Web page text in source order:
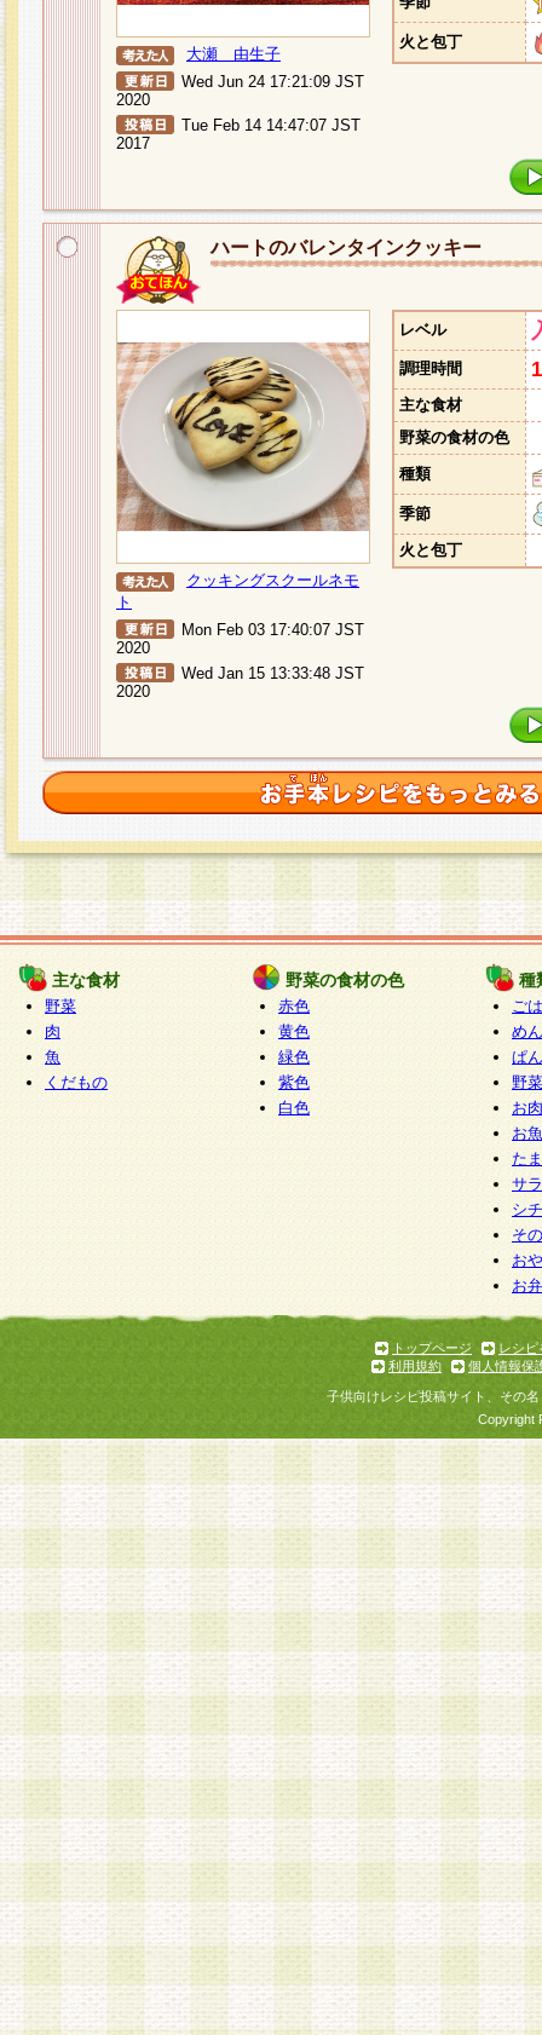
大瀬 由生子
Wed Jun 24 17:21:09 JST
2020
Tue Feb 14 14:47:07 JST
2017
火と包丁
ハートのバレンタインクッキー
クッキングスクールネモ
ト
Mon Feb 03 17:40:07 JST
2020
Wed Jan 15 13:33:48 JST
2020
レベル
調理時間
主な食材
野菜の食材の色
種類
季節
火と包丁
主な食材
野菜
肉
魚
くだもの
野菜の食材の色
赤色
黄色
緑色
紫色
白色
種
ご
めん
ぱん
野
お
お
た
サ
シ
そ
お
お
トップページ
レシピ
利用規約
個人情報保
子供向けレシピ投稿サイト、その
Copyright